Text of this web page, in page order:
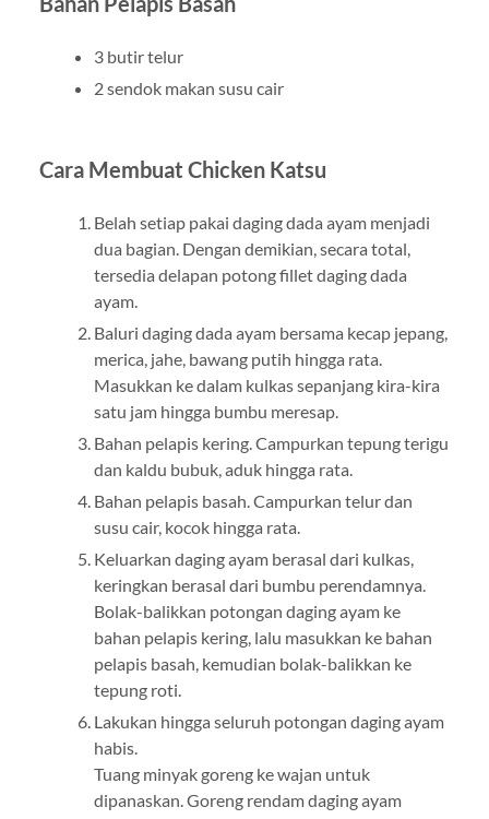
3 butir telur
2 sendok makan susu cair
Cara Membuat Chicken Katsu
Belah setiap pakai daging dada ayam menjadi
dua bagian. Dengan demikian, secara total,
tersedia delapan potong fillet daging dada
ayam.
Baluri daging dada ayam bersama kecap jepang,
merica, jahe, bawang putih hingga rata.
Masukkan ke dalam kulkas sepanjang kira-kira
satu jam hingga bumbu meresap.
Bahan pelapis kering. Campurkan tepung terigu
dan kaldu bubuk, aduk hingga rata.
Bahan pelapis basah. Campurkan telur dan
susu cair, kocok hingga rata.
Keluarkan daging ayam berasal dari kulkas,
keringkan berasal dari bumbu perendamnya.
Bolak-balikkan potongan daging ayam ke
bahan pelapis kering, lalu masukkan ke bahan
pelapis basah, kemudian bolak-balikkan ke
tepung roti.
Lakukan hingga seluruh potongan daging ayam
habis.
Tuang minyak goreng ke wajan untuk
dipanaskan. Goreng rendam daging ayam